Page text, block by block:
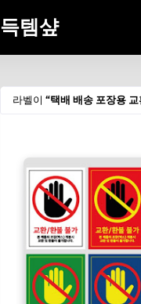
득템샾
라벨이 택배 배송 포장용